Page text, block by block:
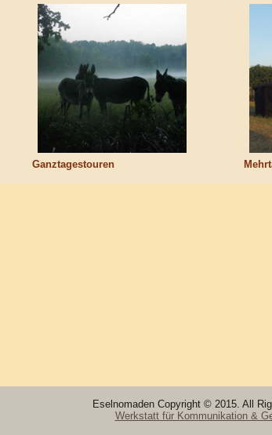
Ganztagestouren
Eselnomaden Copyright © 2015. All
Werkstatt für Kommunikation &